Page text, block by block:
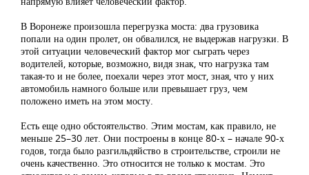
В Воронеже произошла перегрузка моста: два грузовика
попали на один пролет, он обвалился, не выдержав нагрузки. В
этой ситуации человеческий фактор мог сыграть через
водителей, которые, возможно, видя знак, что нагрузка там
такая-то и не более, поехали через этот мост, зная, что у них
автомобиль намного больше или превышает груз, чем
положено иметь на этом мосту.
Есть еще одно обстоятельство. Этим мостам, как правило, не
меньше 25–30 лет. Они построены в конце 80-х – начале 90-х
годов, тогда было разгильдяйство в строительстве, строили не
очень качественно. Это относится не только к мостам. Это